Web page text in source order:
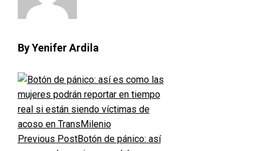
By Yenifer Ardila
Previous PostBotón de pánico: así